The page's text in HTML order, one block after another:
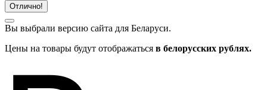
Отлично!
Вы выбрали версию сайта для Беларуси.
Цены на товары будут отображаться в белорусских рублях.